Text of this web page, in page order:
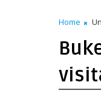
Home